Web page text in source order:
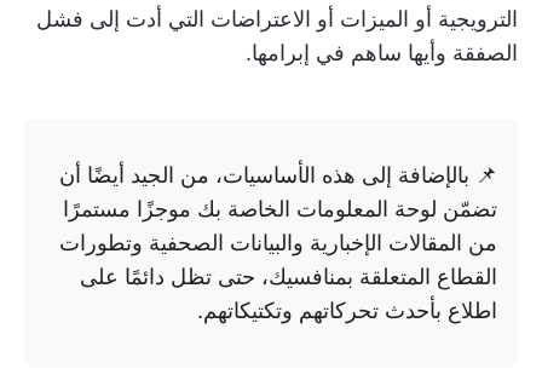
الترويجية أو الميزات أو الاعتراضات التي أدت إلى فشل
الصفقة وأيها ساهم في إبرامها.
📌 بالإضافة إلى هذه الأساسيات، من الجيد أيضًا أن
تضمّن لوحة المعلومات الخاصة بك موجزًا مستمرًا
من المقالات الإخبارية والبيانات الصحفية وتطورات
القطاع المتعلقة بمنافسيك، حتى تظل دائمًا على
اطلاع بأحدث تحركاتهم وتكتيكاتهم.